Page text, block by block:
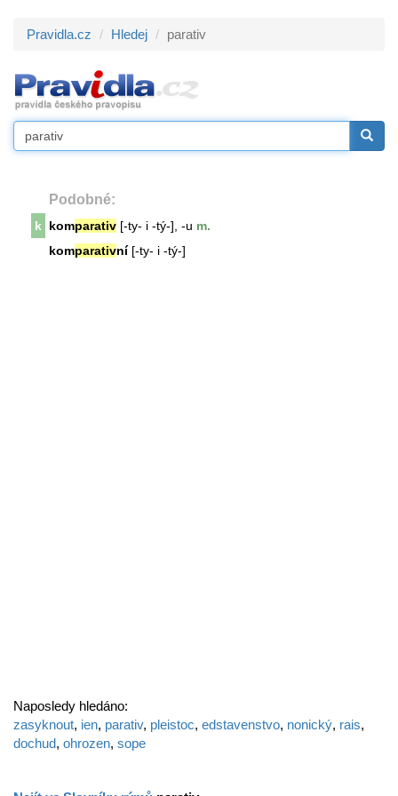
Pravidla.cz Hledej parativ
Podobné:
k komparativ [-ty- i -tý-], -u m.
komparativní[-ty- i -tý-]
Naposledy hledáno:
zasyknout, ien, parativ, pleistoc, edstavenstvo, nonický, rais,
dochud, ohrozen, sope